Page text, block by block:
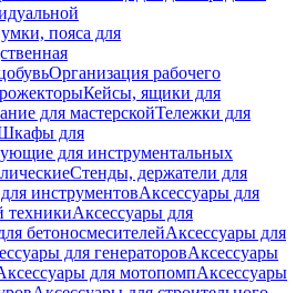
пояса для
Организация рабочего
Кейсы, ящики для
для мастерскойТележки для
для
для инструментальных
Стенды, держатели для
инструментовАксессуары для
техникиАксессуары для
бетоносмесителейАксессуары для
для генераторовАксессуары
для мотопомпАксессуары